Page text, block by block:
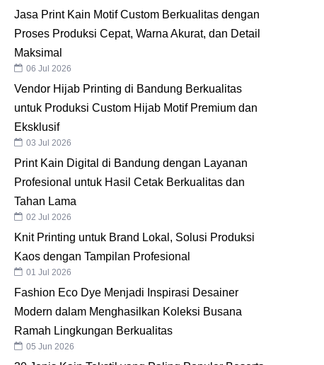
Jasa Print Kain Motif Custom Berkualitas dengan
Proses Produksi Cepat, Warna Akurat, dan Detail
Maksimal
06 Jul 2026
Vendor Hijab Printing di Bandung Berkualitas
untuk Produksi Custom Hijab Motif Premium dan
Eksklusif
03 Jul 2026
Print Kain Digital di Bandung dengan Layanan
Profesional untuk Hasil Cetak Berkualitas dan
Tahan Lama
02 Jul 2026
Knit Printing untuk Brand Lokal, Solusi Produksi
Kaos dengan Tampilan Profesional
01 Jul 2026
Fashion Eco Dye Menjadi Inspirasi Desainer
Modern dalam Menghasilkan Koleksi Busana
Ramah Lingkungan Berkualitas
05 Jun 2026